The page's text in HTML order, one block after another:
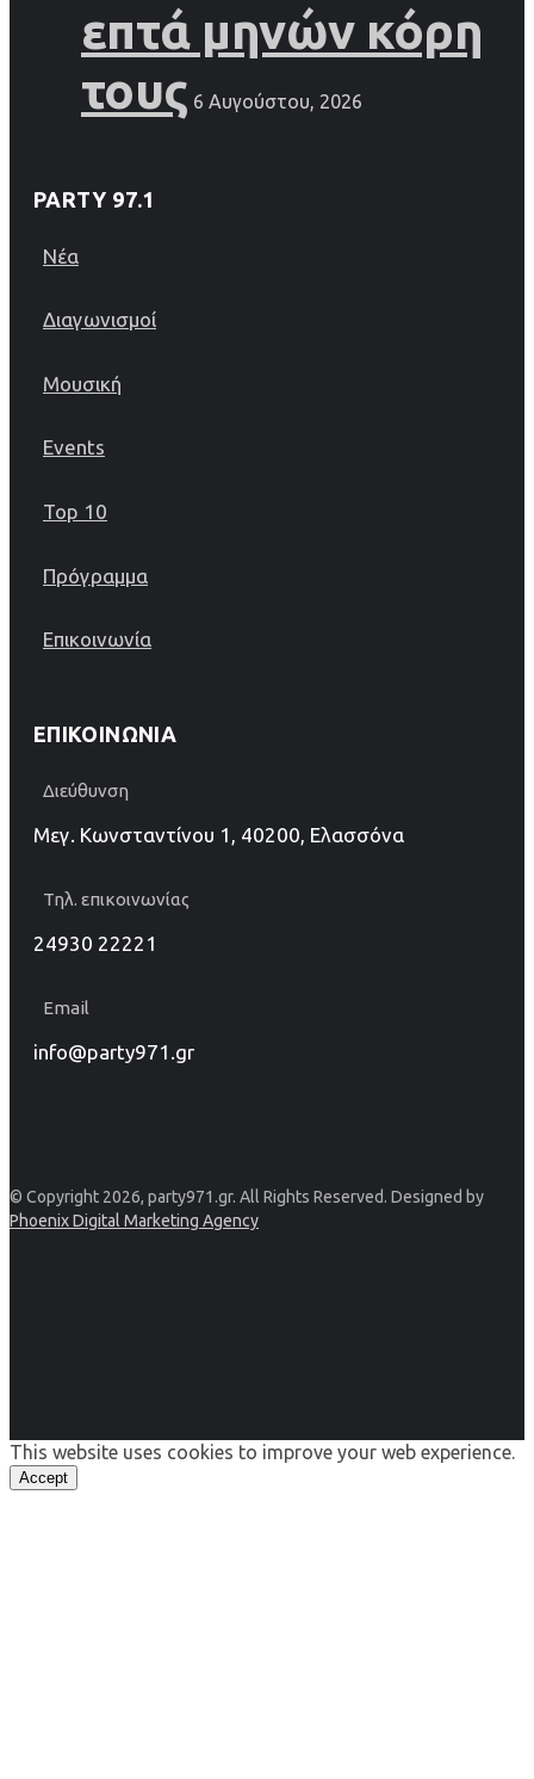
επτά μηνών κόρη
τους 6 Αυγούστου, 2026
PARTY 97.1
Νέα
Διαγωνισμοί
Μουσική
Events
Top 10
Πρόγραμμα
Επικοινωνία
ΕΠΙΚΟΙΝΩΝΊΑ
Διεύθυνση
Μεγ. Κωνσταντίνου 1, 40200, Ελασσόνα
Τηλ. επικοινωνίας
24930 22221
Email
info@party971.gr
© Copyright 2026, party971.gr. All Rights Reserved. Designed by
Phoenix Digital Marketing Agency
This website uses cookies to improve your web experience.
Accept